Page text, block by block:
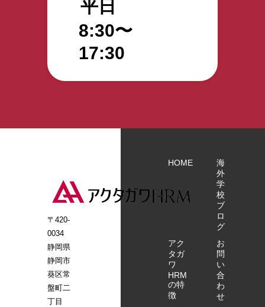
平日
8:30〜
17:30
〒420-
0034
静岡県
静岡市
葵区常
盤町二
丁目
HOME
アク
タガ
ワ
HRM
の特
徴
海
外
学
校
ブ
ロ
グ
お
問
い
合
わ
せ